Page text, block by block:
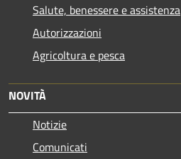
Salute, benessere e assistenza
Autorizzazioni
Agricoltura e pesca
NOVITÀ
Notizie
Comunicati